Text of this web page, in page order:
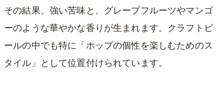
その結果、強い苦味と、グレープフルーツやマンゴ
ーのような華やかな香りが生まれます。クラフトビ
ールの中でも特に「ホップの個性を楽しむためのス
タイル」として位置付けられています。